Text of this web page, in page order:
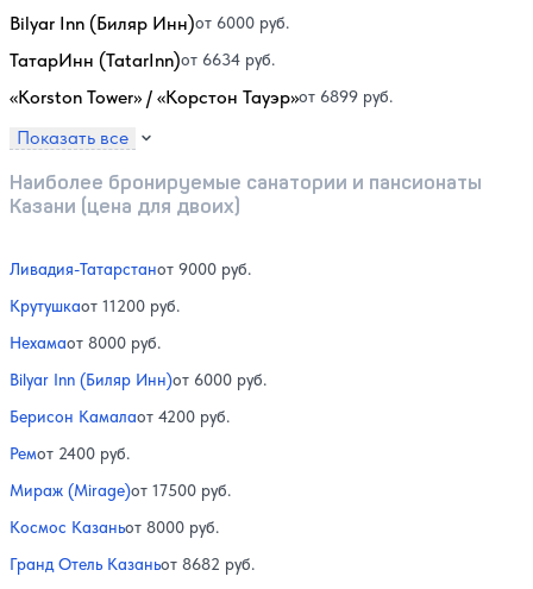
Bilyar Inn (Биляр Инн)от 6000 руб.
ТатарИнн (TatarInn)от 6634 руб.
«Korston Tower» / «Корстон Тауэр»от 6899 руб.
Показать все
Наиболее бронируемые санатории и пансионаты
Казани (цена для двоих)
Ливадия-Татарстанот 9000 руб.
Крутушкаот 11200 руб.
Нехамаот 8000 руб.
Bilyar Inn (Биляр Инн)от 6000 руб.
Берисон Камалаот 4200 руб.
Ремот 2400 руб.
Мираж (Mirage)от 17500 руб.
Космос Казаньот 8000 руб.
Гранд Отель Казаньот 8682 руб.